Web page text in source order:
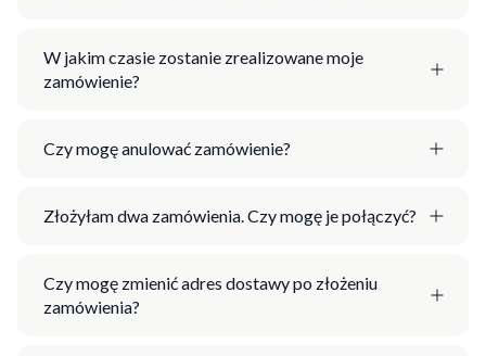
W jakim czasie zostanie zrealizowane moje
zamówienie?
Czy mogę anulować zamówienie?
Złożyłam dwa zamówienia. Czy mogę je połączyć?
Czy mogę zmienić adres dostawy po złożeniu
zamówienia?